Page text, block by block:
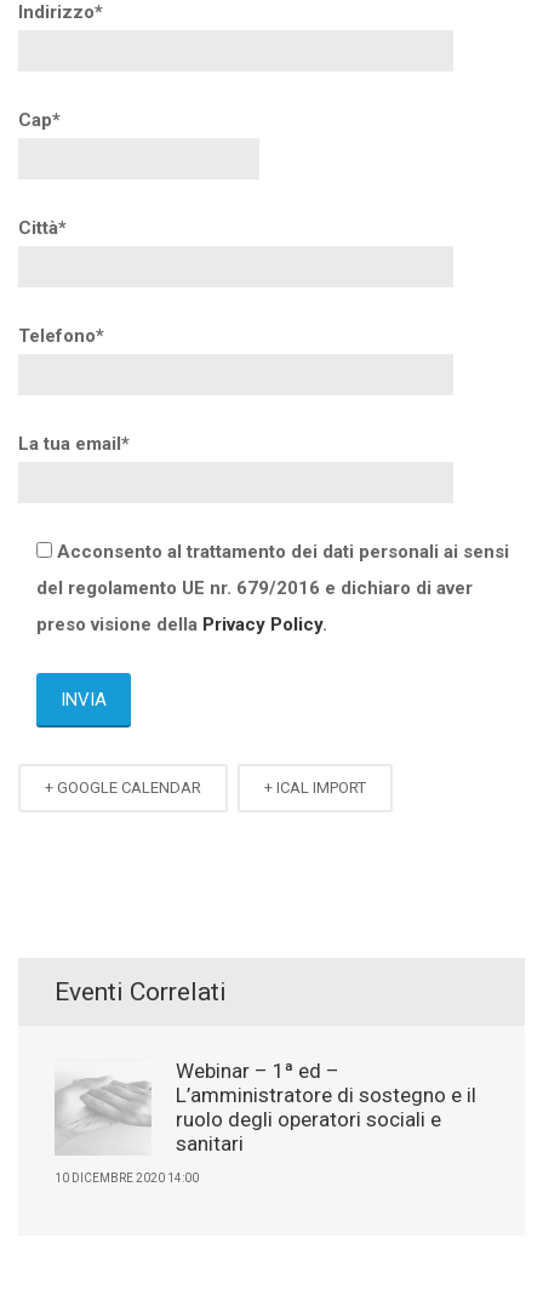
Indirizzo*
Cap*
Città*
Telefono*
La tua email*
Acconsento al trattamento dei dati personali ai sensi
del regolamento UE nr. 679/2016 e dichiaro di aver
preso visione della Privacy Policy.
+ GOOGLE CALENDAR + ICAL IMPORT
Eventi Correlati
Webinar – 1ª ed –
L’amministratore di sostegno e il
ruolo degli operatori sociali e
sanitari
10 DICEMBRE 2020 14:00